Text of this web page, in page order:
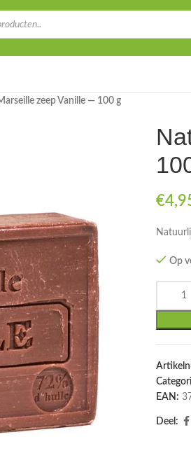
zeep Vanille — 100 g
€
Op
EAN:
Deel:
18 Juli t/m 2 Augustus worden in de